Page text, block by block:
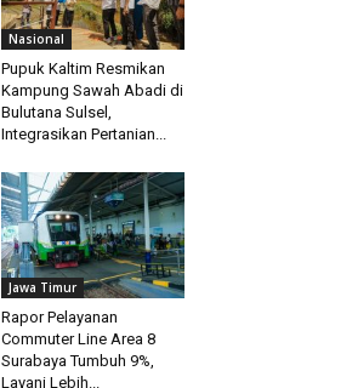
Nasional
Pupuk Kaltim Resmikan
Kampung Sawah Abadi di
Bulutana Sulsel,
Integrasikan Pertanian...
Jawa Timur
Rapor Pelayanan
Commuter Line Area 8
Surabaya Tumbuh 9%,
Layani Lebih...